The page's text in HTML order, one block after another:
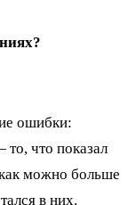
ошибки:
то, что показал
как можно больше
в них.